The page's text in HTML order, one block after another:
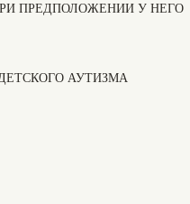
ПРЕДПОЛОЖЕНИИ У НЕГО
АУТИЗМА